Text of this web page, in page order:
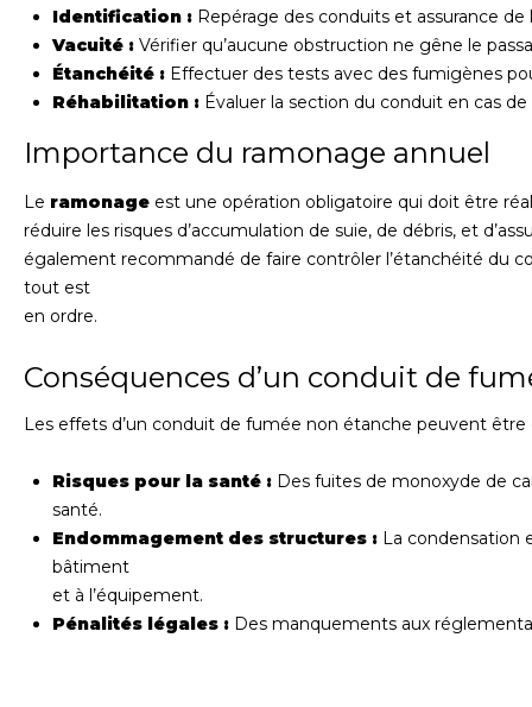
Identification : Repérage des conduits et assurance de
Vacuité : Vérifier qu’aucune obstruction ne gêne le
Étanchéité : Effectuer des tests avec des fumigènes
Réhabilitation : Évaluer la section du conduit en cas
Importance du ramonage annuel
Le ramonage est une opération obligatoire qui doit être
réduire les risques d’accumulation de suie, de débris, et
également recommandé de faire contrôler l’étanchéité du
tout est
en ordre.
Conséquences d’un conduit de
Les effets d’un conduit de fumée non étanche peuvent être
Risques pour la santé : Des fuites de monoxyde de
santé.
Endommagement des structures : La condensation
bâtiment
et à l’équipement.
Pénalités légales : Des manquements aux